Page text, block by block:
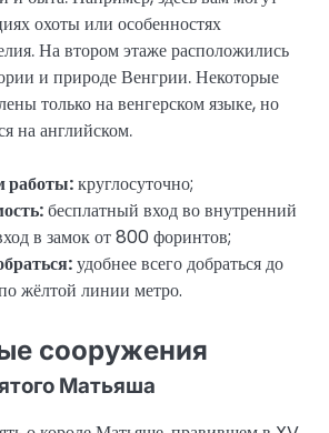
охоты или особенностях
На втором этаже расположились
и природе Венгрии. Некоторые
только на венгерском языке, но
на английском.
работы:круглосуточно;
бесплатный вход во внутренний
в замок от 800 форинтов;
удобнее всего добраться до
жёлтой линии метро.
сооружения
Матьяша